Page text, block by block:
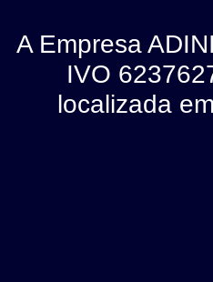
A Empresa
IVO
localizada